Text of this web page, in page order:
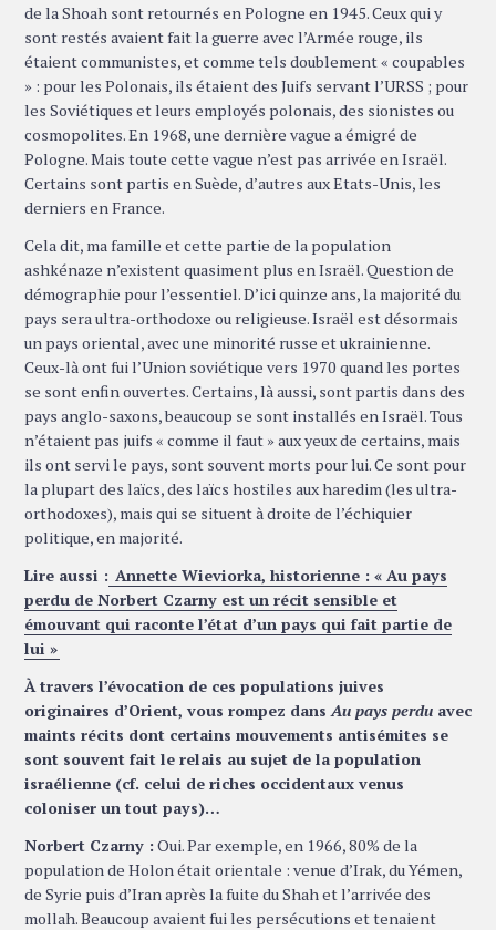
de la Shoah sont retournés en Pologne en 1945. Ceux qui y
sont restés avaient fait la guerre avec l’Armée rouge, ils
étaient communistes, et comme tels doublement « coupables
» : pour les Polonais, ils étaient des Juifs servant l’URSS ; pour
les Soviétiques et leurs employés polonais, des sionistes ou
cosmopolites. En 1968, une dernière vague a émigré de
Pologne. Mais toute cette vague n’est pas arrivée en Israël.
Certains sont partis en Suède, d’autres aux Etats-Unis, les
derniers en France.
Cela dit, ma famille et cette partie de la population
ashkénaze n’existent quasiment plus en Israël. Question de
démographie pour l’essentiel. D’ici quinze ans, la majorité du
pays sera ultra-orthodoxe ou religieuse. Israël est désormais
un pays oriental, avec une minorité russe et ukrainienne.
Ceux-là ont fui l’Union soviétique vers 1970 quand les portes
se sont enfin ouvertes. Certains, là aussi, sont partis dans des
pays anglo-saxons, beaucoup se sont installés en Israël. Tous
n’étaient pas juifs « comme il faut » aux yeux de certains, mais
ils ont servi le pays, sont souvent morts pour lui. Ce sont pour
la plupart des laïcs, des laïcs hostiles aux haredim (les ultra-
orthodoxes), mais qui se situent à droite de l’échiquier
politique, en majorité.
Lire aussi : Annette Wieviorka, historienne : « Au pays
perdu de Norbert Czarny est un récit sensible et
émouvant qui raconte l’état d’un pays qui fait partie de
lui »
À travers l’évocation de ces populations juives
originaires d’Orient, vous rompez dans Au pays perdu avec
maints récits dont certains mouvements antisémites se
sont souvent fait le relais au sujet de la population
israélienne (cf. celui de riches occidentaux venus
coloniser un tout pays)…
Norbert Czarny : Oui. Par exemple, en 1966, 80% de la
population de Holon était orientale : venue d’Irak, du Yémen,
de Syrie puis d’Iran après la fuite du Shah et l’arrivée des
mollah. Beaucoup avaient fui les persécutions et tenaient